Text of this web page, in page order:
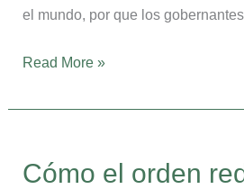
el mundo, por que los
Read More »
Cómo el orden
orden